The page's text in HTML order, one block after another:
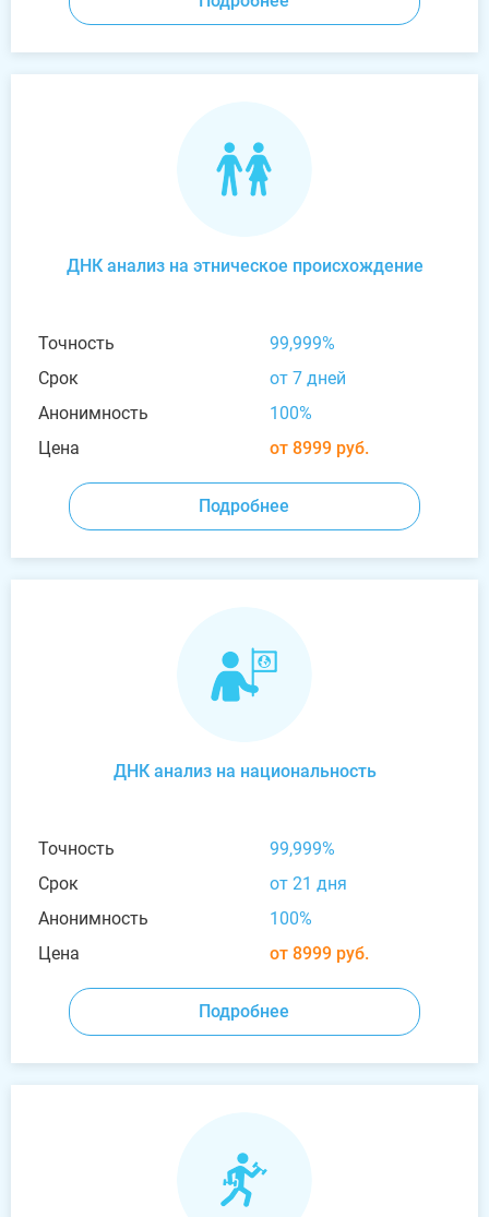
ДНК анализ на этническое происхождение
Точность
99,999%
Срок
от 7 дней
Анонимность
100%
Цена
от 8999 руб.
Подробнее
ДНК анализ на национальность
Точность
99,999%
Срок
от 21 дня
Анонимность
100%
Цена
от 8999 руб.
Подробнее